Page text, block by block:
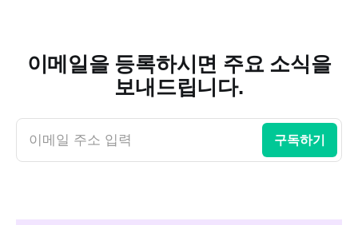
이메일을 등록하시면 주요 소식을
보내드립니다.
이메일 주소 입력 구독하기